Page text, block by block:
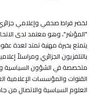
لخضر فراط صحفي وإعلامي
"المؤشر"، وهو معتمد لدى
يتمتع بخبرة مهنية تمتد لعدة
بالتلفزيون الجزائري ومراسلاً
متخصصة في الشؤون السياسية
القنوات والمؤسسات الإعلامية
العلوم السياسية والاتصال من